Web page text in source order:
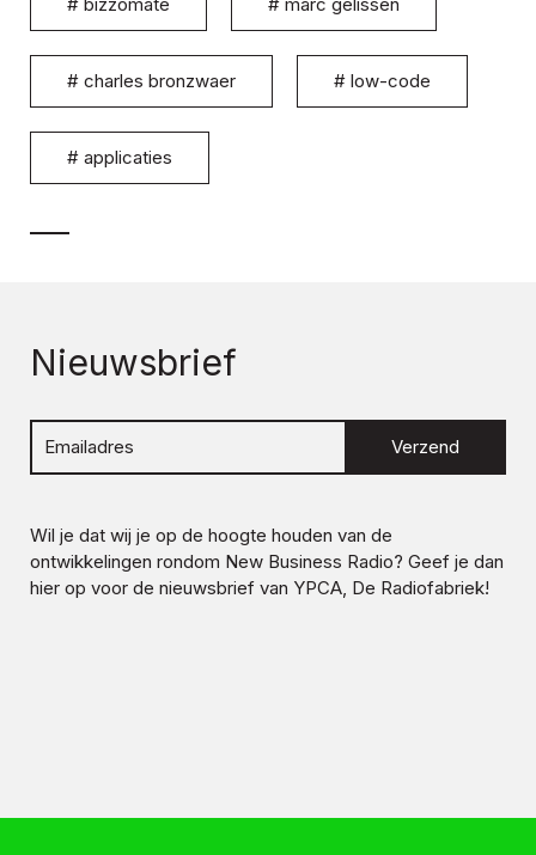
# charles bronzwaer # low-code
# applicaties
Nieuwsbrief
Verzend
Wil je dat wij je op de hoogte houden van de
ontwikkelingen rondom New Business Radio? Geef je dan
hier op voor de nieuwsbrief van YPCA, De Radiofabriek!